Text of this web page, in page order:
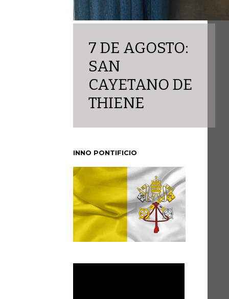
7 DE AGOSTO:
SAN
CAYETANO DE
THIENE
INNO PONTIFICIO